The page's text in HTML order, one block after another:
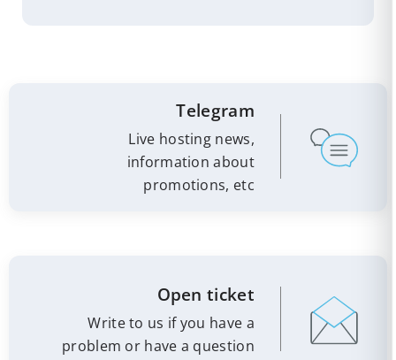
Telegram
Live hosting news,
information about
promotions, etc
Open ticket
Write to us if you have a
problem or have a question